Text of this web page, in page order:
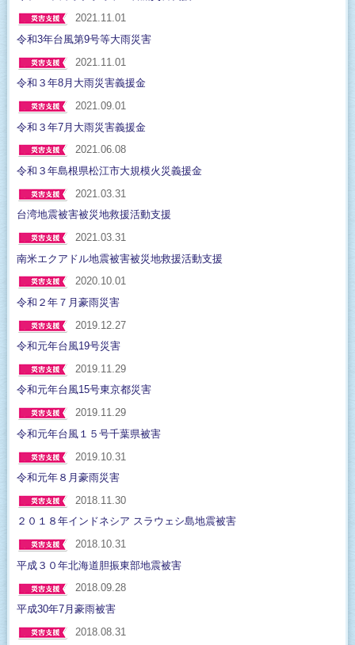
2021.11.01
令和3年台風第9号等大雨災害
2021.11.01
令和３年8月大雨災害義援金
2021.09.01
令和３年7月大雨災害義援金
2021.06.08
令和３年島根県松江市大規模火災義援金
2021.03.31
台湾地震被害被災地救援活動支援
2021.03.31
南米エクアドル地震被害被災地救援活動支援
2020.10.01
令和２年７月豪雨災害
2019.12.27
令和元年台風19号災害
2019.11.29
令和元年台風15号東京都災害
2019.11.29
令和元年台風１５号千葉県被害
2019.10.31
令和元年８月豪雨災害
2018.11.30
２０１８年インドネシア スラウェシ島地震被害
2018.10.31
平成３０年北海道胆振東部地震被害
2018.09.28
平成30年7月豪雨被害
2018.08.31